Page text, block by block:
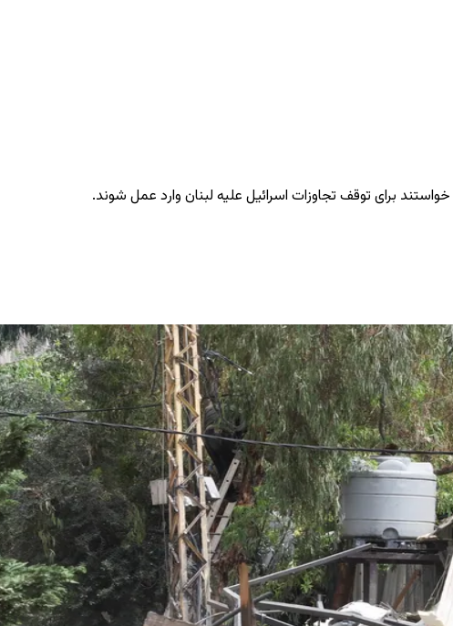
برای توقف تجاوزات اسرائیل علیه لبنان وارد عمل شوند.